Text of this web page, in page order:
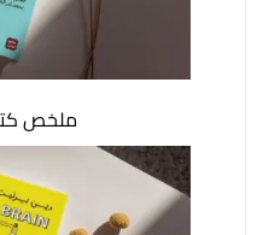
ملخص